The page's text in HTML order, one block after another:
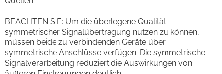
BEACHTEN SIE: Um die überlegene Qualität
symmetrischer Signalübertragung nutzen zu können,
müssen beide zu verbindenden Geräte über
symmetrische Anschlüsse verfügen. Die symmetrische
Signalverarbeitung reduziert die Auswirkungen von